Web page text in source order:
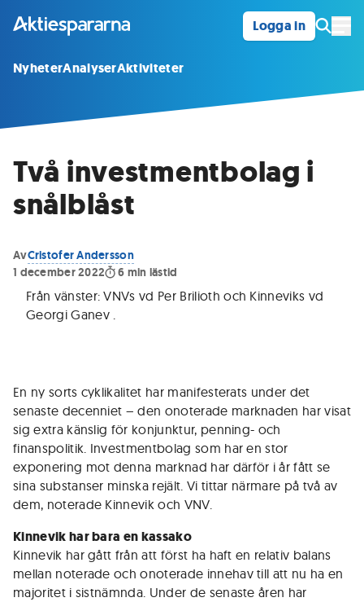
Logga in
NyheterAnalyserAktiviteter
Två investmentbolag i
snålblåst
AvCristofer Andersson
1 december 2022
6 min lästid
Från vänster: VNVs vd Per Brilioth och Kinneviks vd
Georgi Ganev .
En ny sorts cyklikalitet har manifesterats under det
senaste decenniet – den onoterade marknaden har visat
sig extra känslig för konjunktur, penning- och
finanspolitik. Investmentbolag som har en stor
exponering mot denna marknad har därför i år fått se
sina substanser minska rejält. Vi tittar närmare på två av
dem, noterade Kinnevik och VNV.
Kinnevik har bara en kassako
Kinnevik har gått från att först ha haft en relativ balans
mellan noterade och onoterade innehav till att nu ha en
majoritet i sistnämnda. Under de senaste åren har